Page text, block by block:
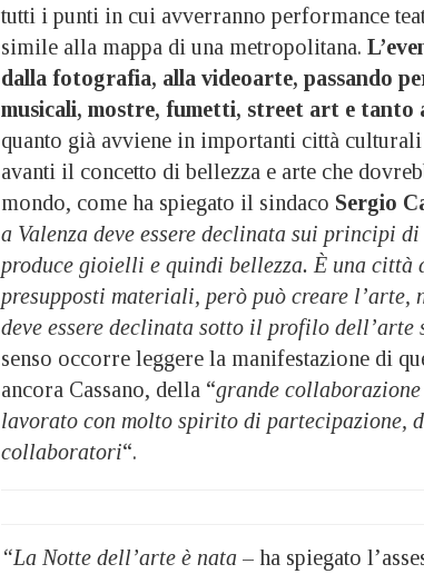
tutti i punti in cui avverranno performance
simile alla mappa di una metropolitana.
dalla fotografia, alla videoarte, passando
musicali, mostre, fumetti, street art e tanto
quanto già avviene in importanti città
avanti il concetto di bellezza e arte che
mondo, come ha spiegato il sindaco Sergio
a Valenza deve essere declinata sui principi
produce gioielli e quindi bellezza. È una città
presupposti materiali, però può creare l’arte,
deve essere declinata sotto il profilo dell’arte
senso occorre leggere la manifestazione di
ancora Cassano, della “grande
lavorato con molto spirito di partecipazione,
collaboratori“.
“La Notte dell’arte è nata – ha spiegato